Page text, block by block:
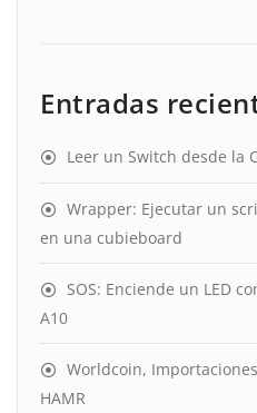
Entradas
Leer un Switch desde la
Wrapper: Ejecutar un
en una cubieboard
SOS: Enciende un LED
A10
Worldcoin,
HAMR